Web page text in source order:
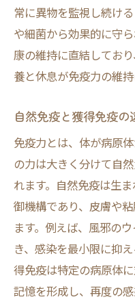
免疫力を高める食
免疫力をサポ
抗酸化物質が
発酵食品がも
食生活で避
ストレスが免疫力
ストレスが免
ストレス軽減
心理的ストレ
日常で実践で
リラクゼーシ
常に異物を監視し続け
や細菌から効果的に守
康の維持に直結してお
養と休息が免疫力の維持
自然免疫と獲得免疫の
免疫力とは、体が病原
の力は大きく分けて自
れます。自然免疫は生
御機構であり、皮膚や
ます。例えば、風邪の
き、感染を最小限に抑
得免疫は特定の病原体
記憶を形成し、再度の